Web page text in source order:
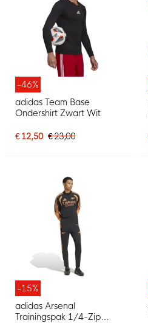
-46%
adidas Team Base
Ondershirt Zwart Wit
€ 12,50 € 23,00
-15%
adidas Arsenal
Trainingspak 1/4-Zip